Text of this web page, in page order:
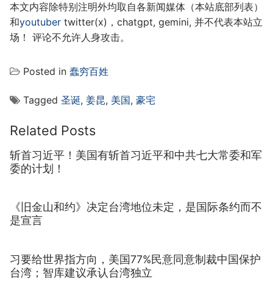
本文内容除特别注明外均取自各新闻媒体（本站底部列表）
和youtuber twitter(x)，chatgpt, gemini, 并不代表本站立
场！ 评论不允许人身攻击。
Posted in 蠢穷百姓
Tagged 圣诞, 姜昆, 美国, 豪宅
Related Posts
斩首习近平！美国有斩首习近平和中共七大常委和军
委的计划！
《旧金山和约》决定台湾地位未定，是国际条约而不
是宣言
习要给世界指方向，美国77%民意同意制裁中国保护
台湾；智库建议承认台湾独立